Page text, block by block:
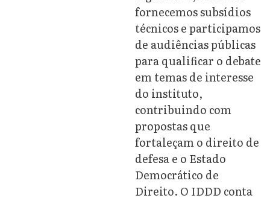
fornecemos subsídios
técnicose participamos
de audiências públicas
para qualificar o debate
em temas de interesse
do instituto,
contribuindo com
propostas que
fortaleçam o direito de
defesa e o Estado
Democrático de
Direito. O IDDD conta